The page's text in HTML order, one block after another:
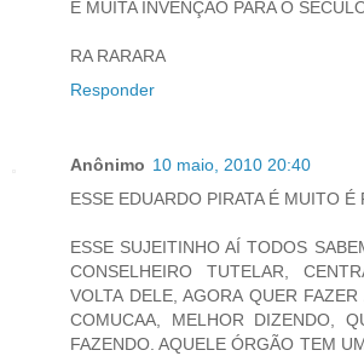
É MUITA INVENÇÃO PARA O
RA RARARA
Responder
Anônimo 10 maio, 2010 20:40
ESSE EDUARDO PIRATA É MUITO É
ESSE SUJEITINHO AÍ TODOS
CONSELHEIRO TUTELAR,
VOLTA DELE, AGORA QUER
COMUCAA, MELHOR DIZENDO,
FAZENDO. AQUELE ÓRGÃO TEM